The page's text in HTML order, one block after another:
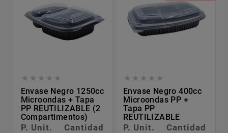
    
Envase Negro 1250cc
Microondas + Tapa
PP REUTILIZABLE (2
Compartimentos)
P. Unit.
Cantidad
    
Envase Negro 400cc
Microondas PP +
Tapa PP
REUTILIZABLE
P. Unit.
Cantidad